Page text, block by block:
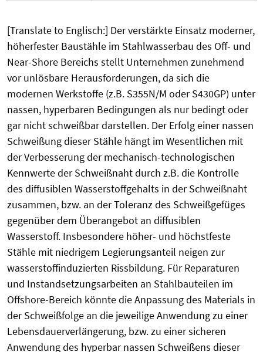
[Translate to Englisch:] Der verstärkte Einsatz moderner,
höherfester Baustähle im Stahlwasserbau des Off- und
Near-Shore Bereichs stellt Unternehmen zunehmend
vor unlösbare Herausforderungen, da sich die
modernen Werkstoffe (z.B. S355N/M oder S430GP) unter
nassen, hyperbaren Bedingungen als nur bedingt oder
gar nicht schweißbar darstellen. Der Erfolg einer nassen
Schweißung dieser Stähle hängt im Wesentlichen mit
der Verbesserung der mechanisch-technologischen
Kennwerte der Schweißnaht durch z.B. die Kontrolle
des diffusiblen Wasserstoffgehalts in der Schweißnaht
zusammen, bzw. an der Toleranz des Schweißgefüges
gegenüber dem Überangebot an diffusiblen
Wasserstoff. Insbesondere höher- und höchstfeste
Stähle mit niedrigem Legierungsanteil neigen zur
wasserstoffinduzierten Rissbildung. Für Reparaturen
und Instandsetzungsarbeiten an Stahlbauteilen im
Offshore-Bereich könnte die Anpassung des Materials in
der Schweißfolge an die jeweilige Anwendung zu einer
Lebensdauerverlängerung, bzw. zu einer sicheren
Anwendung des hyperbar nassen Schweißens dieser